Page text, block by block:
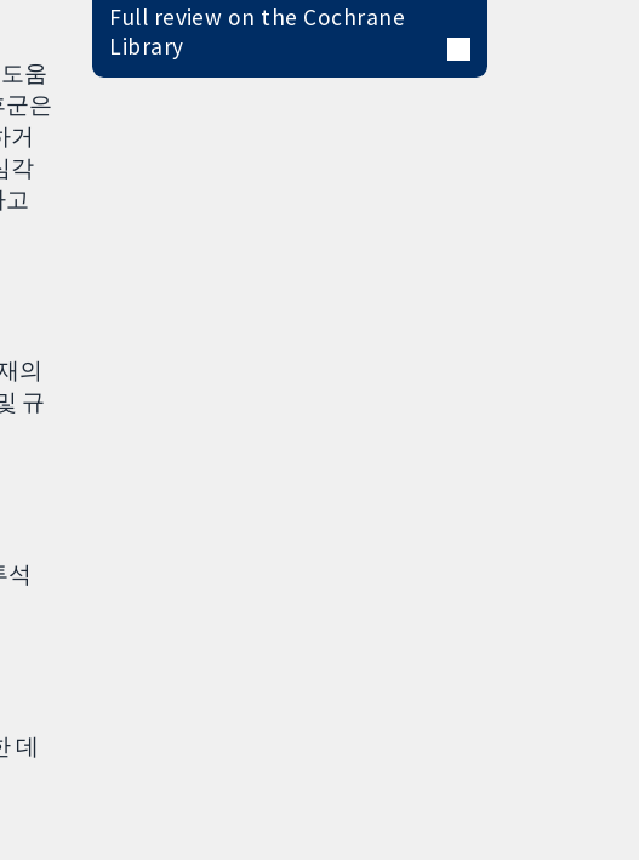
움
군은
거
각
의
규
석
데
Full review on the Cochrane
Library